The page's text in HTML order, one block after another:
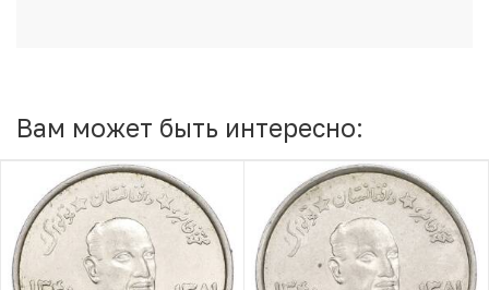
Вам может быть интересно: